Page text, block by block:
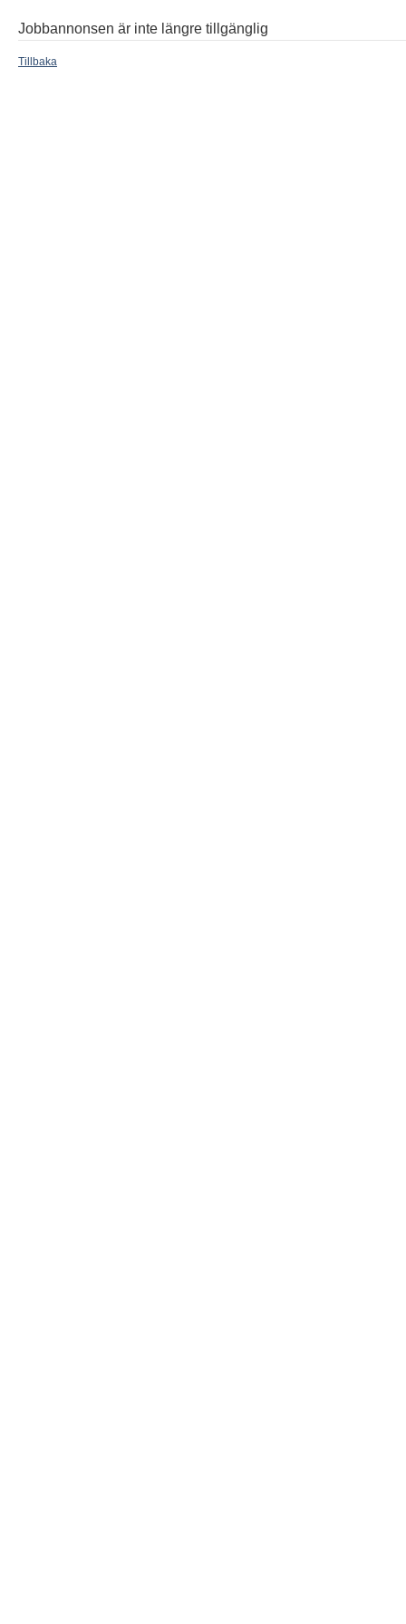
Jobbannonsen är inte längre tillgänglig
Tillbaka